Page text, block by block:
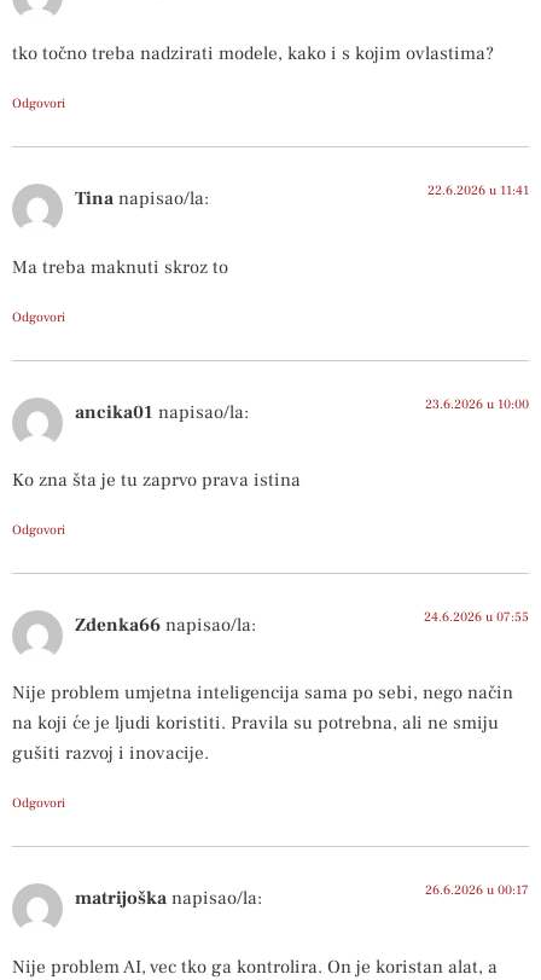
tko točno treba nadzirati modele, kako i s kojim ovlastima?
Odgovori
Tina napisao/la: 22.6.2026 u 11:41
Ma treba maknuti skroz to
Odgovori
ancika01 napisao/la: 23.6.2026 u 10:00
Ko zna šta je tu zaprvo prava istina
Odgovori
Zdenka66 napisao/la: 24.6.2026 u 07:55
Nije problem umjetna inteligencija sama po sebi, nego način
na koji će je ljudi koristiti. Pravila su potrebna, ali ne smiju
gušiti razvoj i inovacije.
Odgovori
matrijoška napisao/la: 26.6.2026 u 00:17
Nije problem AI, vec tko ga kontrolira. On je koristan alat, a